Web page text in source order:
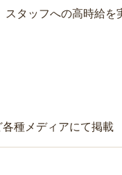
タッフへの高時給を
種メディアにて掲載